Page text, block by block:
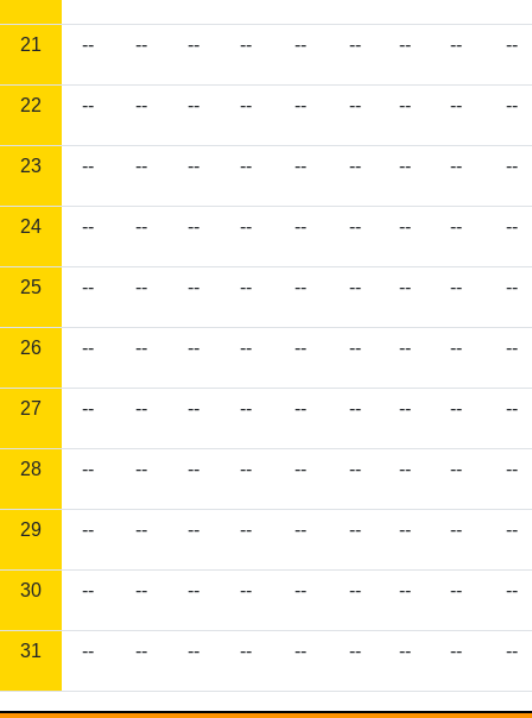
21 -- -- -- -- -- -- -- -- --
22 -- -- -- -- -- -- -- -- --
23 -- -- -- -- -- -- -- -- --
24 -- -- -- -- -- -- -- -- --
25 -- -- -- -- -- -- -- -- --
26 -- -- -- -- -- -- -- -- --
27 -- -- -- -- -- -- -- -- --
28 -- -- -- -- -- -- -- -- --
29 -- -- -- -- -- -- -- -- --
30 -- -- -- -- -- -- -- -- --
31 -- -- -- -- -- -- -- -- --